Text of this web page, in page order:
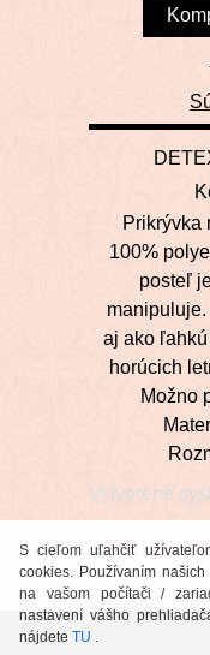
S cieľom uľahčiť
cookies. Používaním
na vašom počítači /
nastavení vášho
nájdete TU .
Prikrývka
100%
posteľ
aj ako
horúcich
Možno
Vytvorené